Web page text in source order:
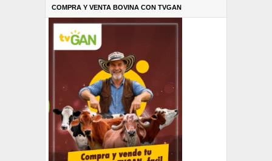
COMPRA Y VENTA BOVINA CON TVGAN